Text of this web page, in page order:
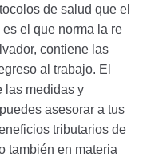
de salud que el
el que norma la re
contiene las
al trabajo. El
las medidas y
asesorar a tus
tributarios de
también en materia